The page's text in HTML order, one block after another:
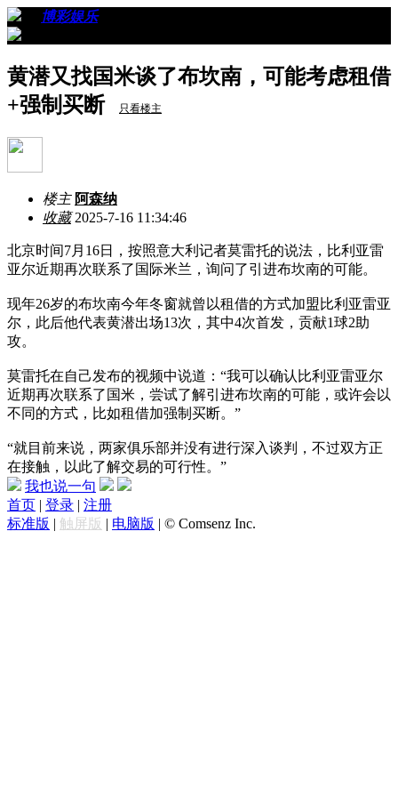
博彩娱乐
黄潜又找国米谈了布坎南，可能考虑租借
+强制买断
只看楼主
楼主 阿森纳
收藏2025-7-16 11:34:46
北京时间7月16日，按照意大利记者莫雷托的说法，比利亚雷
亚尔近期再次联系了国际米兰，询问了引进布坎南的可能。
现年26岁的布坎南今年冬窗就曾以租借的方式加盟比利亚雷亚
尔，此后他代表黄潜出场13次，其中4次首发，贡献1球2助
攻。
莫雷托在自己发布的视频中说道：“我可以确认比利亚雷亚尔
近期再次联系了国米，尝试了解引进布坎南的可能，或许会以
不同的方式，比如租借加强制买断。”
“就目前来说，两家俱乐部并没有进行深入谈判，不过双方正
在接触，以此了解交易的可行性。”
我也说一句
首页 | 登录 | 注册
标准版 | 触屏版 | 电脑版 | © Comsenz Inc.